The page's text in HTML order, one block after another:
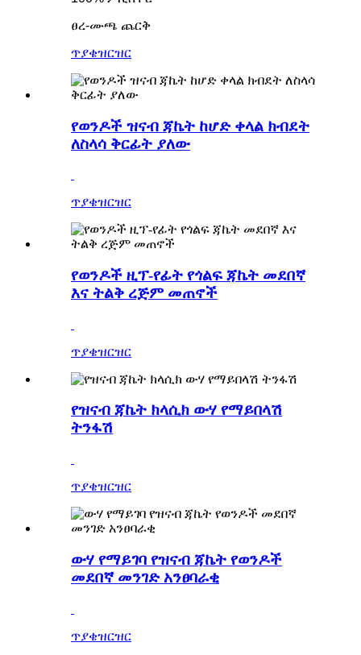
ፀረ-ሙጫ ጨርቅ
ጥያቄዝርዝር
የወንዶች ዝናብ ጃኬት ከሆድ ቀላል ክብደት
ለስላሳ ቅርፊት ያለው
ጥያቄዝርዝር
የወንዶች ዚፕ-የፊት የጎልፍ ጃኬት መደበኛ
እና ትልቅ ረጅም መጠኖች
ጥያቄዝርዝር
የዝናብ ጃኬት ክላሲክ ውሃ የማይበላሽ
ትንፋሽ
ጥያቄዝርዝር
ውሃ የማይገባ የዝናብ ጃኬት የወንዶች
መደበኛ መንገድ አንፀባራቂ
ጥያቄዝርዝር